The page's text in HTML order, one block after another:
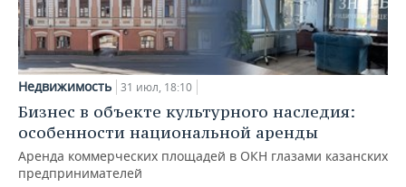
Недвижимость 31 июл, 18:10
Бизнес в объекте культурного наследия:
особенности национальной аренды
Аренда коммерческих площадей в ОКН глазами казанских
предпринимателей